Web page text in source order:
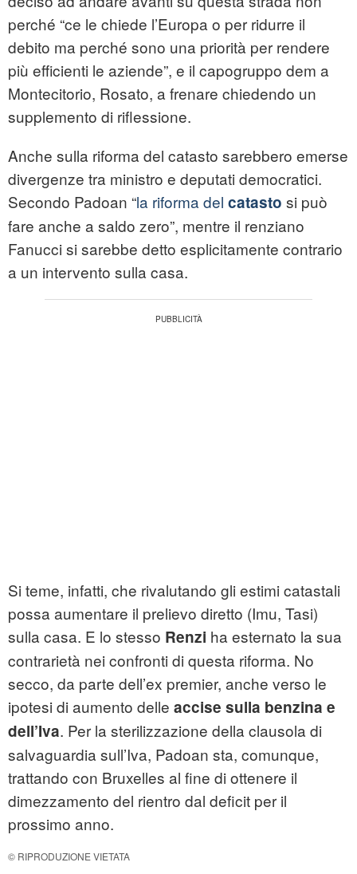
perché “ce le chiede l’Europa o per ridurre il
debito ma perché sono una priorità per rendere
più efficienti le aziende”, e il capogruppo dem a
Montecitorio, Rosato, a frenare chiedendo un
supplemento di riflessione.
Anche sulla riforma del catasto sarebbero emerse
divergenze tra ministro e deputati democratici.
Secondo Padoan “la riforma del catasto si può
fare anche a saldo zero”, mentre il renziano
Fanucci si sarebbe detto esplicitamente contrario
a un intervento sulla casa.
Si teme, infatti, che rivalutando gli estimi catastali
possa aumentare il prelievo diretto (Imu, Tasi)
sulla casa. E lo stesso Renzi ha esternato la sua
contrarietà nei confronti di questa riforma. No
secco, da parte dell’ex premier, anche verso le
ipotesi di aumento delle accise sulla benzina e
dell’Iva. Per la sterilizzazione della clausola di
salvaguardia sull’Iva, Padoan sta, comunque,
trattando con Bruxelles al fine di ottenere il
dimezzamento del rientro dal deficit per il
prossimo anno.
© RIPRODUZIONE VIETATA